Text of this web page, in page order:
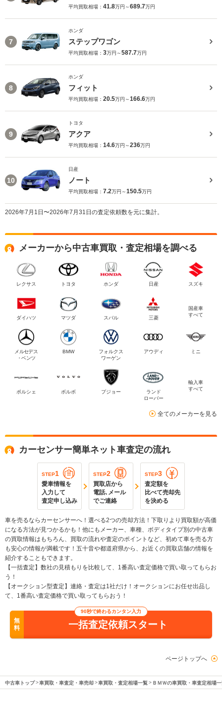
平均買取相場： 41.8万円～689.7万円
7
ホンダ
ステップワゴン
平均買取相場： 3万円～587.7万円
8
ホンダ
フィット
平均買取相場： 20.5万円～166.6万円
9
トヨタ
アクア
平均買取相場： 14.6万円～236万円
10
日産
ノート
平均買取相場： 7.2万円～150.5万円
2026年7月1日〜2026年7月31日の査定依頼数を元に集計。
メーカーから中古車買取・査定相場を調べる
レクサス トヨタ ホンダ 日産 スズキ
ダイハツ マツダ スバル 三菱
国産車
すべて
メルセデス
・ベンツ
BMW
フォルクス
ワーゲン
アウディ ミニ
ポルシェ ボルボ プジョー
ランド
ローバー
輸入車
すべて
全てのメーカーを見る
カーセンサー簡単ネット車査定の流れ
STEP1
愛車情報を
入力して
査定申し込み
STEP2
買取店から
電話､メール
でご連絡
STEP3
査定額を
比べて売却先
を決める
車を売るならカーセンサーへ！選べる2つの売却方法！下取りより買取額が高価
になる方法が見つかるかも！他にもメーカー、車種、ボディタイプ別の中古車
の買取情報はもちろん、買取の流れや査定のポイントなど、初めて車を売る方
も安心の情報が満載です！五十音や都道府県から、お近くの買取店舗の情報を
紹介することもできます。
【一括査定】数社の見積もりを比較して、1番高い査定価格で買い取ってもらお
う！
【オークション型査定】連絡・査定は1社だけ！オークションにお任せ出品し
て、1番高い査定価格で買い取ってもらおう！
無
料
90秒で終わるカンタン入力
一括査定依頼スタート
ページトップへ
中古車トップ 車買取・車査定・車売却 車買取・査定相場一覧 ＢＭＷの車買取・車査定相場